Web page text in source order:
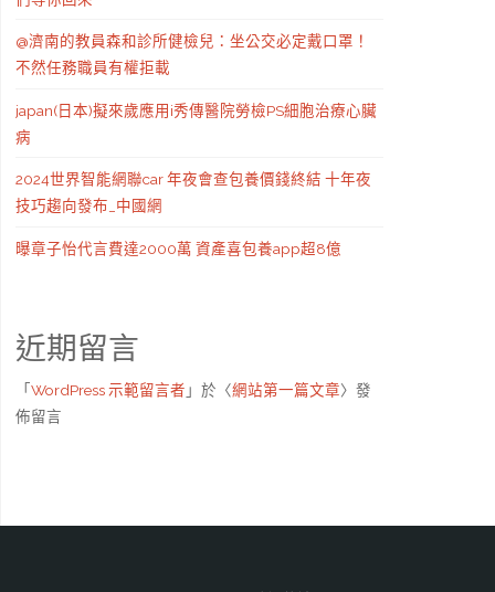
@濟南的教員森和診所健檢兒：坐公交必定戴口罩！
不然任務職員有權拒載
japan(日本)擬來歲應用i秀傳醫院勞檢PS細胞治療心臟
病
2024世界智能網聯car 年夜會查包養價錢終結 十年夜
技巧趨向發布_中國網
曝章子怡代言費達2000萬 資產喜包養app超8億
近期留言
「WordPress 示範留言者 」於〈網站第一篇文章〉發
佈留言